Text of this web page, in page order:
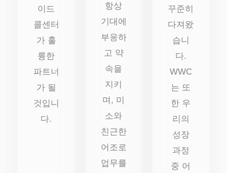
이드
콜센터
가 훌
륭한
파트너
가 될
것입니
다.
항상
기대에
부응하
고 약
속을
지키
며, 미
소와
친근한
어조로
업무를
꾸준히
다져왔
습니
다.
WWC
는 또
한 우
리의
성장
과정
중 어